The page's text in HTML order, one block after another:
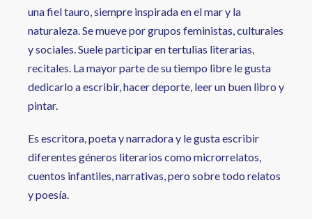
una fiel tauro, siempre inspirada en el mar y la
naturaleza. Se mueve por grupos feministas, culturales
y sociales. Suele participar en tertulias literarias,
recitales. La mayor parte de su tiempo libre le gusta
dedicarlo a escribir, hacer deporte, leer un buen libro y
pintar.
Es escritora, poeta y narradora y le gusta escribir
diferentes géneros literarios como microrrelatos,
cuentos infantiles, narrativas, pero sobre todo relatos
y poesía.